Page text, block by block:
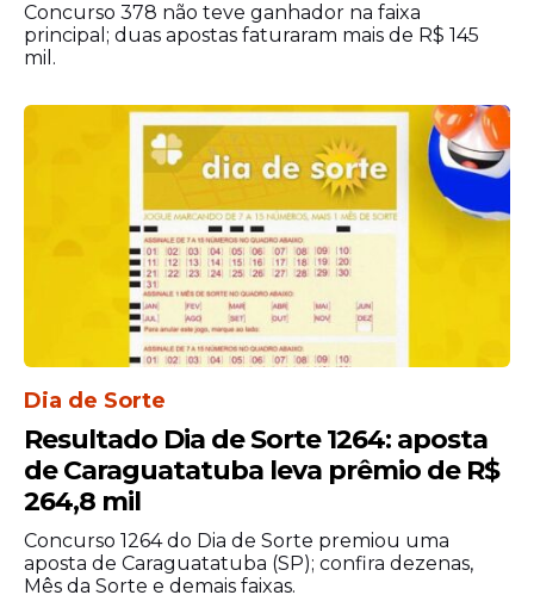
Concurso 378 não teve ganhador na faixa
principal; duas apostas faturaram mais de R$ 145
mil.
Dia de Sorte
Resultado Dia de Sorte 1264: aposta
de Caraguatatuba leva prêmio de R$
264,8 mil
Concurso 1264 do Dia de Sorte premiou uma
aposta de Caraguatatuba (SP); confira dezenas,
Mês da Sorte e demais faixas.